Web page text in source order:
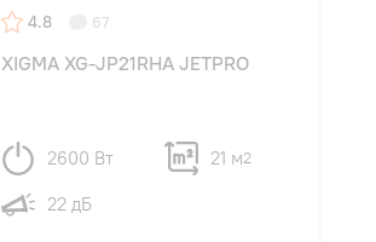
4.8 67
XIGMA XG-JP21RHA JETPRO
2600 Вт 21 м2
22 дБ